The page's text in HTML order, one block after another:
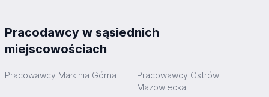
Pracodawcy w sąsiednich
miejscowościach
Pracowawcy Małkinia Górna
Pracowawcy Ostrów
Mazowiecka